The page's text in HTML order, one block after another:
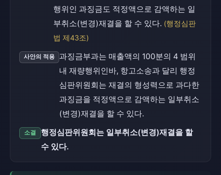
행위인 과징금도 적정액으로 감액하는 일
부취소(변경)재결을 할 수 있다. (행정심판
법 제43조)
사안의 적용
과징금부과는 매출액의 100분의 4 범위
내 재량행위인바, 항고소송과 달리 행정
심판위원회는 재결의 형성력으로 과다한
과징금을 적정액으로 감액하는 일부취소
(변경)재결을 할 수 있다.
소결
행정심판위원회는 일부취소(변경)재결을 할
수 있다.